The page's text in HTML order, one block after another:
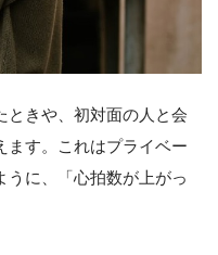
ときや、初対面の人と会
ます。これはプライベー
うに、「心拍数が上がっ